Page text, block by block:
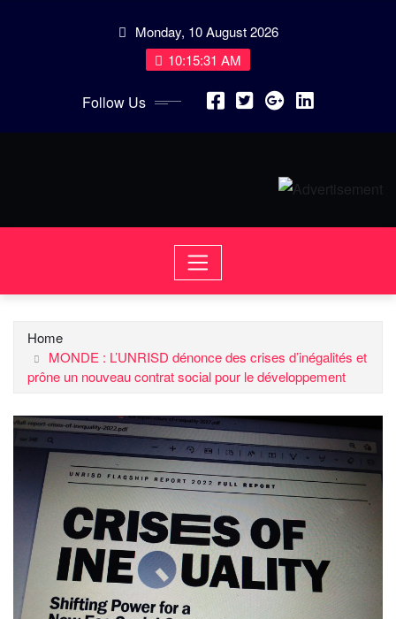
Monday, 10 August 2026
10:15:31 AM
Follow Us
Home
MONDE : L’UNRISD dénonce des crises d’inégalités et
prône un nouveau contrat social pour le développement